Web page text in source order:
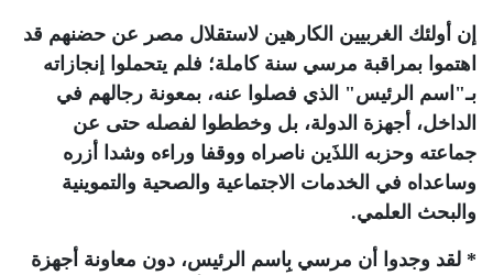
إن أولئك الغربيين الكارهين لاستقلال مصر عن حضنهم قد
اهتموا بمراقبة مرسي سنة كاملة؛ فلم يتحملوا إنجازاته
بـ"اسم الرئيس" الذي فصلوا عنه، بمعونة رجالهم في
الداخل، أجهزة الدولة، بل وخططوا لفصله حتى عن
جماعته وحزبه اللذَين ناصراه ووقفا وراءه وشدا أزره
وساعداه في الخدمات الاجتماعية والصحية والتموينية
والبحث العلمي.
* لقد وجدوا أن مرسي بِاسم الرئيس، دون معاونة أجهزة